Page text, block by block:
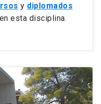
y diplomados
esta disciplina.